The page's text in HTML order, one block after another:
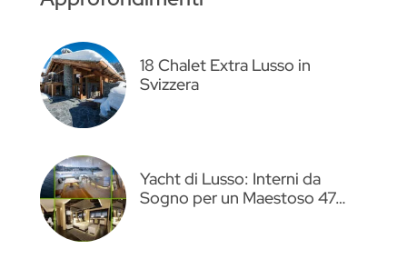
18 Chalet Extra Lusso in
Svizzera
Yacht di Lusso: Interni da
Sogno per un Maestoso 47…